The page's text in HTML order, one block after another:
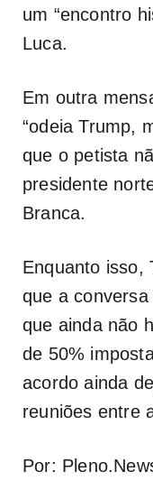
um “encontro
Luca.
Em outra
“odeia Trump,
que o petista
presidente
Branca.
Enquanto isso,
que a conversa
que ainda não
de 50%
acordo ainda
reuniões entre
Por: